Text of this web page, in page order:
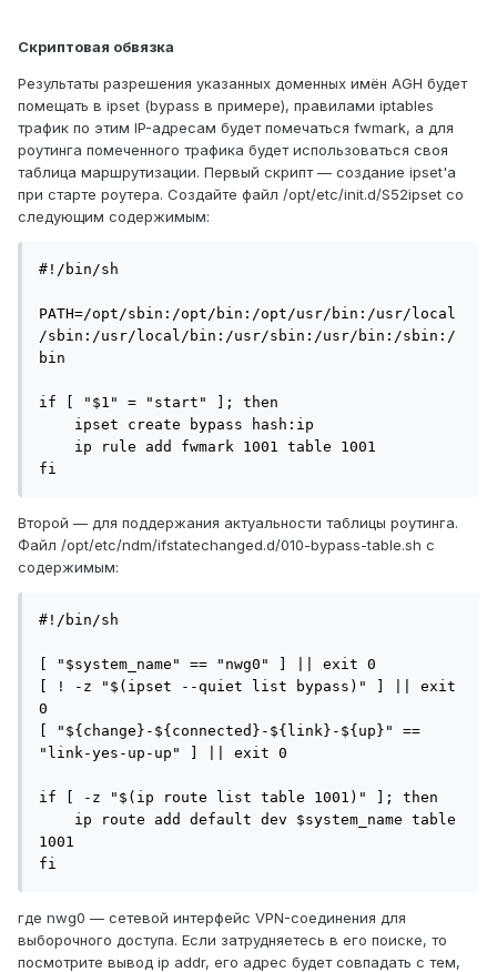
Скриптовая обвязка
Результаты разрешения указанных доменных имён AGH будет
помещать в ipset (bypass в примере), правилами iptables
трафик по этим IP-адресам будет помечаться fwmark, а для
роутинга помеченного трафика будет использоваться своя
таблица маршрутизации. Первый скрипт — создание ipset'а
при старте роутера. Создайте файл /opt/etc/init.d/S52ipset со
следующим содержимым:
#!/bin/sh
PATH=/opt/sbin:/opt/bin:/opt/usr/bin:/usr/local
/sbin:/usr/local/bin:/usr/sbin:/usr/bin:/sbin:/
bin
if [ "$1" = "start" ]; then
ipset create bypass hash:ip
ip rule add fwmark 1001 table 1001
fi
Второй — для поддержания актуальности таблицы роутинга.
Файл /opt/etc/ndm/ifstatechanged.d/010-bypass-table.sh с
содержимым:
#!/bin/sh
[ "$system_name" == "nwg0" ] || exit 0
[ ! -z "$(ipset --quiet list bypass)" ] || exit
0
[ "${change}-${connected}-${link}-${up}" ==
"link-yes-up-up" ] || exit 0
if [ -z "$(ip route list table 1001)" ]; then
ip route add default dev $system_name table
1001
fi
где nwg0 — сетевой интерфейс VPN-соединения для
выборочного доступа. Если затрудняетесь в его поиске, то
посмотрите вывод ip addr, его адрес будет совпадать с тем,